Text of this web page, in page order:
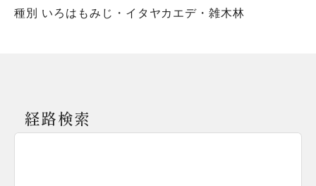
種別 いろはもみじ・イタヤカエデ・雑木林
経路検索